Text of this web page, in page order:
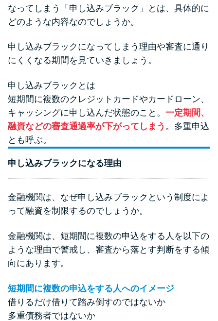
街金とは？絶対審査通る？借金
に悩む人へ街金をおすすめしな
い理由
やシステムをカードローンと比
較
未成年でもお金を借りられる？
へのバレにくさや将来への影響
を解説
ソフト闇金とは？悪質な手口に
は要注意！
090金融（闇金）からお金を借り
てはいけない理由と借りた場合
の対処法
なってしまう「申し込みブラック」とは、具体的に
どのような内容なのでしょうか。
申し込みブラックになってしまう理由や審査に通り
にくくなる期間を見ていきましょう。
申し込みブラックとは
短期間に複数のクレジットカードやカードローン、
キャッシングに申し込んだ状態のこと。 一定期間、
融資などの審査通過率が下がってしまう 。多重申込
とも呼ぶ。
申し込みブラックになる理由
金融機関は、なぜ申し込みブラックという制度によ
って融資を制限するのでしょうか。
金融機関は、短期間に複数の申込をする人を以下の
ような理由で警戒し、審査から落とす判断をする傾
向にあります。
短期間に複数の申込をする人へのイメージ
借りるだけ借りて踏み倒すのではないか
多重債務者ではないか